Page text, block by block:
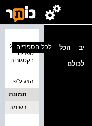
יב הכל
לכולם
נמצאו 28
ספרים
בקטגוריה
לכל הספרייה
הצג ע''פ:
תמונת
כריכה
רשימה